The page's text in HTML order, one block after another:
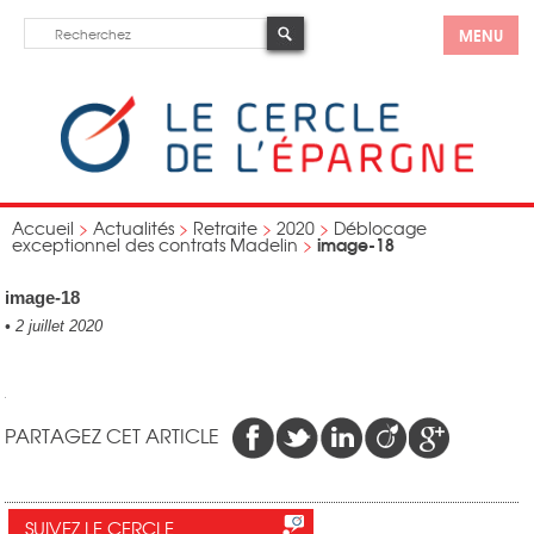
MENU
Accueil > Actualités > Retraite > 2020 > Déblocage
exceptionnel des contrats Madelin > image-18
image-18
• 2 juillet 2020
PARTAGEZ CET ARTICLE
SUIVEZ LE CERCLE